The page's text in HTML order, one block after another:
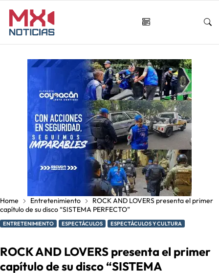
Home Entretenimiento
ROCK AND LOVERS presenta el primer
capítulo de su disco “SISTEMA PERFECTO”
ENTRETENIMIENTO ESPECTÁCULOS ESPECTÁCULOS Y CULTURA
ROCK AND LOVERS presenta el primer
capítulo de su disco “SISTEMA